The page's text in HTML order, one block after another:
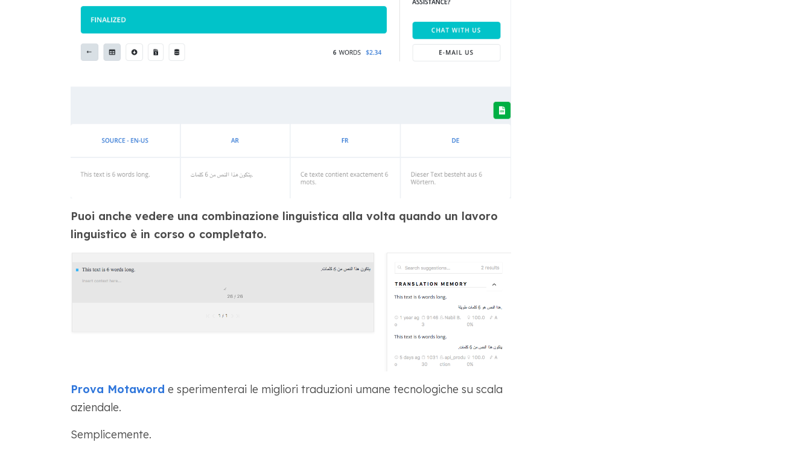
Puoi anche vedere una combinazione linguistica alla volta quando un lavoro
linguistico è in corso o completato.
Prova Motaword e sperimenterai le migliori traduzioni umane tecnologiche su scala
aziendale.
Semplicemente.